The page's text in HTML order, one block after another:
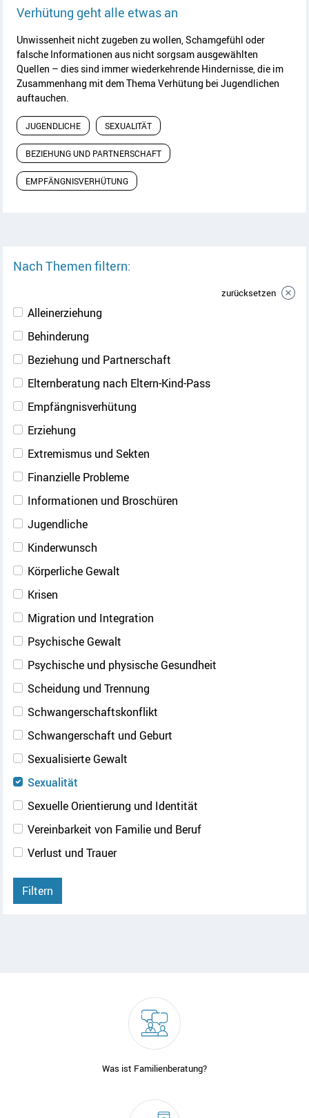
Verhütung geht alle etwas an
Unwissenheit nicht zugeben zu wollen, Schamgefühl oder
falsche Informationen aus nicht sorgsam ausgewählten
Quellen – dies sind immer wiederkehrende Hindernisse, die im
Zusammenhang mit dem Thema Verhütung bei Jugendlichen
auftauchen.
JUGENDLICHE SEXUALITÄT
BEZIEHUNG UND PARTNERSCHAFT
EMPFÄNGNISVERHÜTUNG
Nach Themen filtern:
Alleinerziehung
Behinderung
Beziehung und Partnerschaft
Elternberatung nach Eltern-Kind-Pass
Empfängnisverhütung
Erziehung
Extremismus und Sekten
Finanzielle Probleme
Informationen und Broschüren
Jugendliche
Kinderwunsch
Körperliche Gewalt
Krisen
Migration und Integration
Psychische Gewalt
Psychische und physische Gesundheit
Scheidung und Trennung
Schwangerschaftskonflikt
Schwangerschaft und Geburt
Sexualisierte Gewalt
Sexualität
Sexuelle Orientierung und Identität
Vereinbarkeit von Familie und Beruf
Verlust und Trauer
Filtern
zurücksetzen
Was ist Familienberatung?